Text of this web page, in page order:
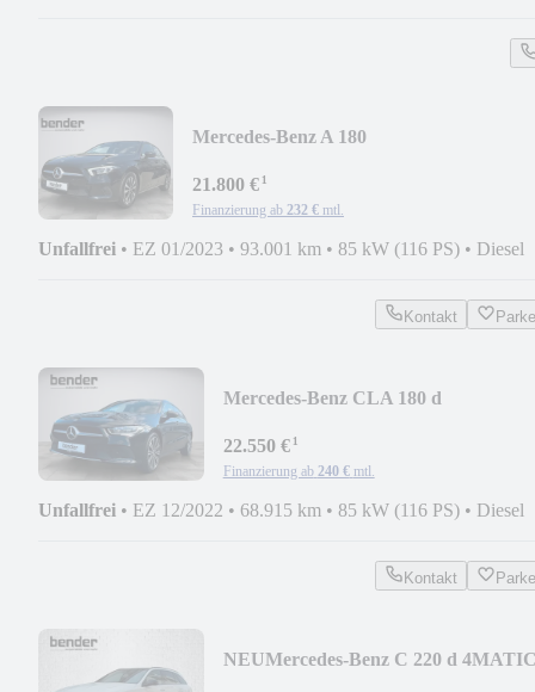
Mercedes-Benz A 180
21.800 €¹
Finanzierung ab 232 € mtl.
Unfallfrei • EZ 01/2023 • 93.001 km • 85 kW (116 PS) • Diesel
Kontakt
Mercedes-Benz CLA 180 d
LMR*
22.550 €¹
Finanzierung ab 240 € mtl.
Unfallfrei • EZ 12/2022 • 68.915 km • 85 kW (116 PS) • Diesel
Kontakt
NEUMercedes-Benz C 220 d